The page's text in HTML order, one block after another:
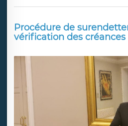
Procédure de
vérification des créances